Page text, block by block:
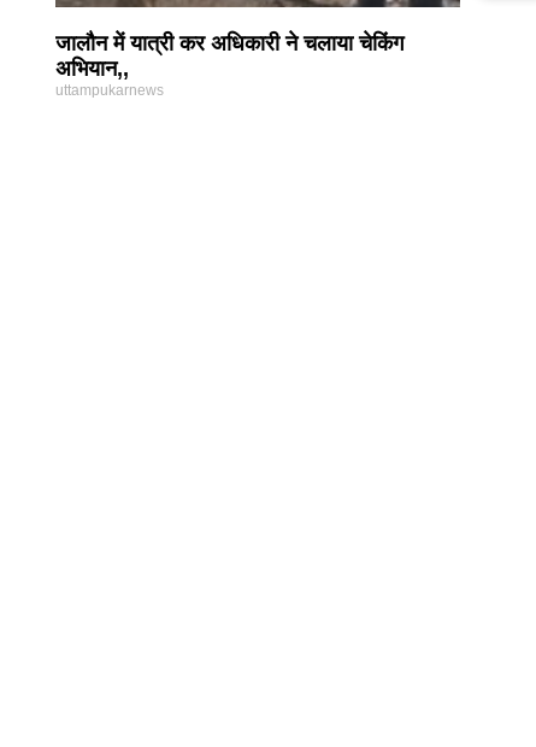
जालौन में यात्री कर अधिकारी ने चलाया चेकिंग
अभियान,,
uttampukarnews